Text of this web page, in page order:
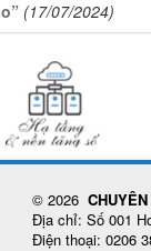
(17/07/2024)
© 2026
Địa chỉ: Số 001
Điện thoại: 0206